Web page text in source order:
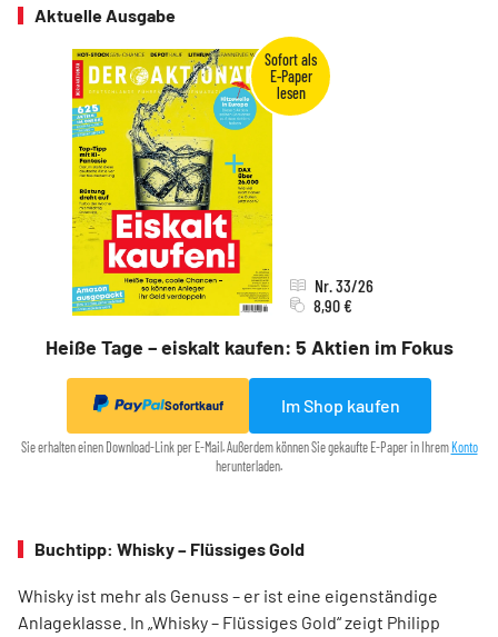
Aktuelle Ausgabe
Heiße Tage – eiskalt kaufen: 5 Aktien im Fokus
Nr. 33/26
8,90 €
Sofortkauf Im Shop kaufen
Sie erhalten einen Download-Link per E-Mail. Außerdem können Sie gekaufte E-Paper in Ihrem Konto
herunterladen.
Buchtipp: Whisky – Flüssiges Gold
Whisky ist mehr als Genuss – er ist eine eigenständige
Anlageklasse. In „Whisky – Flüssiges Gold“ zeigt Philipp